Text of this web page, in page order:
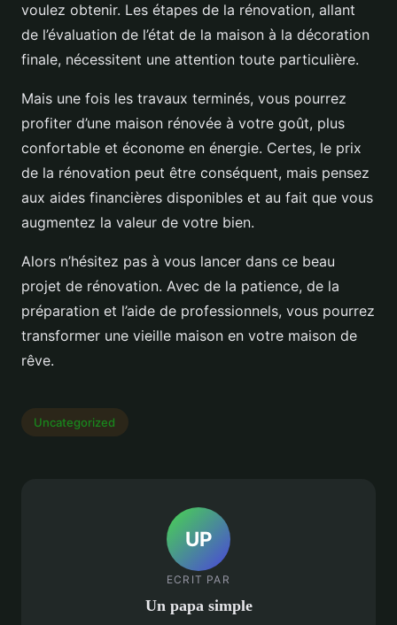
voulez obtenir. Les étapes de la rénovation, allant
de l’évaluation de l’état de la maison à la décoration
finale, nécessitent une attention toute particulière.
Mais une fois les travaux terminés, vous pourrez
profiter d’une maison rénovée à votre goût, plus
confortable et économe en énergie. Certes, le prix
de la rénovation peut être conséquent, mais pensez
aux aides financières disponibles et au fait que vous
augmentez la valeur de votre bien.
Alors n’hésitez pas à vous lancer dans ce beau
projet de rénovation. Avec de la patience, de la
préparation et l’aide de professionnels, vous pourrez
transformer une vieille maison en votre maison de
rêve.
Uncategorized
UP
ECRIT PAR
Un papa simple